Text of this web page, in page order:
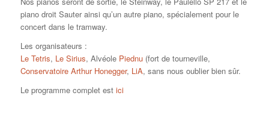
piano droit Sauter ainsi qu’un autre piano, spécialement pour le
concert dans le tramway.
Les organisateurs :
Le Tetris, Le Sirius, Alvéole Piednu(fort de tourneville,
Conservatoire Arthur Honegger, LiA, sans nous oublier bien sûr.
Le programme complet est ici